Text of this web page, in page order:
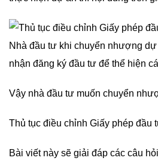
Nhà đầu tư khi chuyển nhượng
nhận đăng ký đầu tư để thể hiện
Vậy nhà đầu tư muốn chuyển
Thủ tục điều chỉnh Giấy phép
Bài viết này sẽ giải đáp các câu